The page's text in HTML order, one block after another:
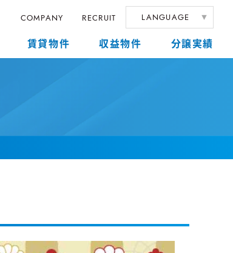
COMPANY RECRUIT LANGUAGE
賃貸物件 収益物件 分譲実績